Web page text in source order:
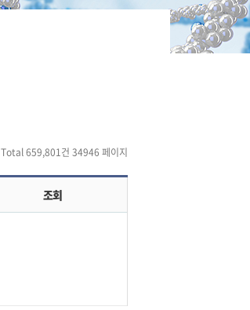
Total 659,801건 34946 페이지
조회